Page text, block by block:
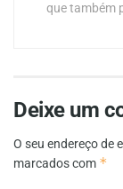
que também
Deixe um
O seu endereço de
marcados com *